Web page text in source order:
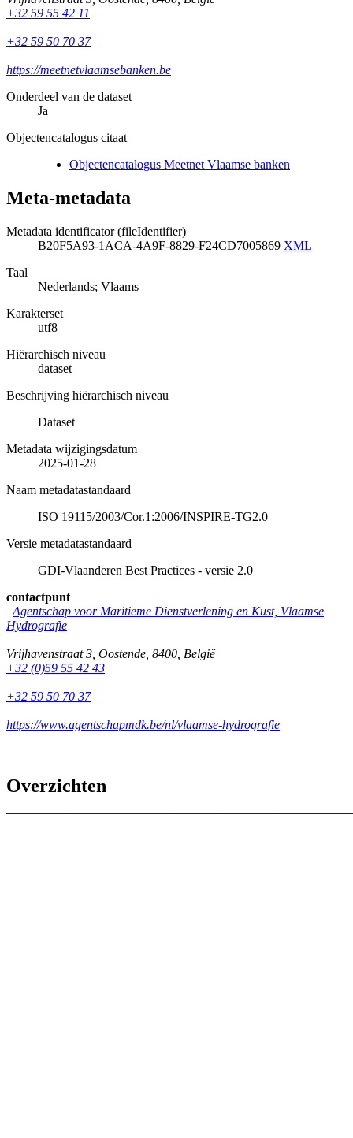
+32 59 55 42 11
+32 59 50 70 37
https://meetnetvlaamsebanken.be
Onderdeel van de dataset
Ja
Objectencatalogus citaat
Objectencatalogus Meetnet Vlaamse banken
Meta-metadata
Metadata identificator (fileIdentifier)
B20F5A93-1ACA-4A9F-8829-F24CD7005869 XML
Taal
Nederlands; Vlaams
Karakterset
utf8
Hiërarchisch niveau
dataset
Beschrijving hiërarchisch niveau
Dataset
Metadata wijzigingsdatum
2025-01-28
Naam metadatastandaard
ISO 19115/2003/Cor.1:2006/INSPIRE-TG2.0
Versie metadatastandaard
GDI-Vlaanderen Best Practices - versie 2.0
contactpunt
Agentschap voor Maritieme Dienstverlening en Kust, Vlaamse
Hydrografie
Vrijhavenstraat 3 Oostende 8400 België
+32 (0)59 55 42 43
+32 59 50 70 37
https://www.agentschapmdk.be/nl/vlaamse-hydrografie
Overzichten